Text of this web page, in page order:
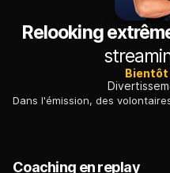
Relooking
Bientôt
Coaching en replay